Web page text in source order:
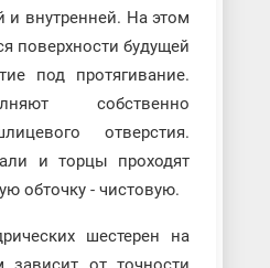
и внутренней. На этом
поверхности будущей
под протягивание.
собственно
отверстия.
и торцы проходят
обточку - чистовую.
шестерен на